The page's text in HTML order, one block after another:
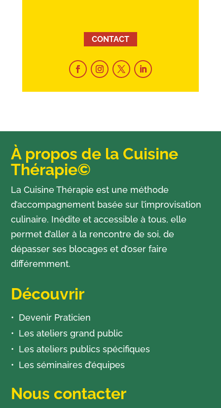
CONTACT
À propos de la Cuisine
Thérapie©
La Cuisine Thérapie est une méthode
d’accompagnement basée sur l’improvisation
culinaire. Inédite et accessible à tous, elle
permet d’aller à la rencontre de soi, de
dépasser ses blocages et d’oser faire
différemment.
Découvrir
Devenir Praticien
Les ateliers grand public
Les ateliers publics spécifiques
Les séminaires d’équipes
Nous contacter